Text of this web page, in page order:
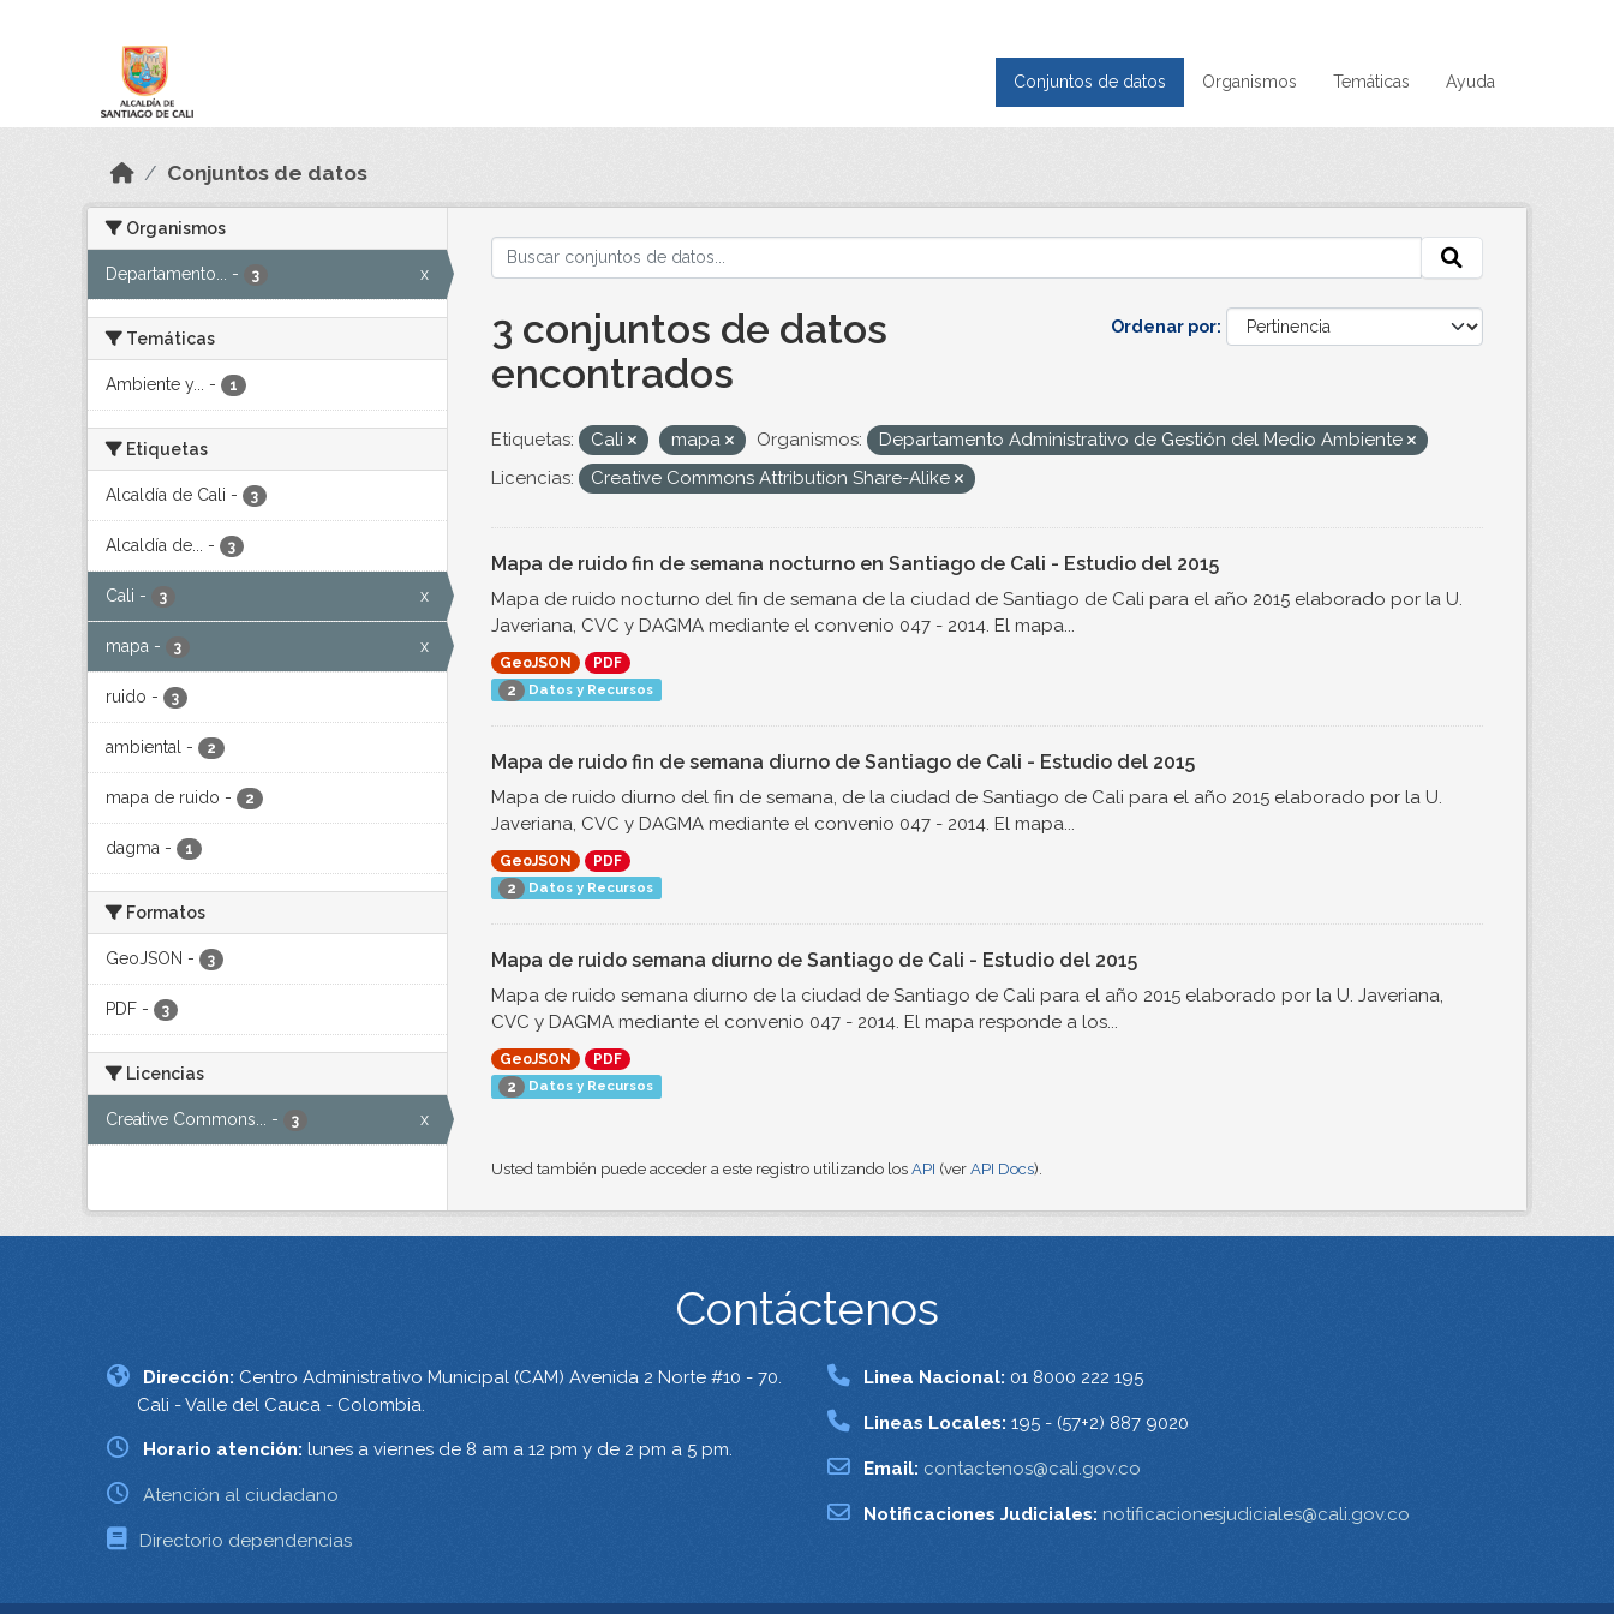
Conjuntos de datos Organismos Temáticas Ayuda
Conjuntos de datos
Organismos
Departamento... - 3 x
Temáticas
Ambiente y... - 1
Etiquetas
Alcaldía de Cali - 3
Alcaldía de... - 3
Cali - 3 x
mapa - 3 x
ruido - 3
ambiental - 2
mapa de ruido - 2
dagma - 1
Formatos
GeoJSON - 3
PDF - 3
Licencias
Creative Commons... - 3 x
Ordenar por
3 conjuntos de datos
encontrados
Etiquetas: Cali mapa Organismos:
Departamento Administrativo de Gestión del Medio Ambiente
Licencias:
Creative Commons Attribution Share-Alike
Mapa de ruido fin de semana nocturno en Santiago de Cali - Estudio del 2015
Mapa de ruido nocturno del fin de semana de la ciudad de Santiago de Cali para el año 2015 elaborado por la U.
Javeriana, CVC y DAGMA mediante el convenio 047 - 2014. El mapa...
GeoJSON
PDF
2
Datos y Recursos
Mapa de ruido fin de semana diurno de Santiago de Cali - Estudio del 2015
Mapa de ruido diurno del fin de semana, de la ciudad de Santiago de Cali para el año 2015 elaborado por la U.
Javeriana, CVC y DAGMA mediante el convenio 047 - 2014. El mapa...
GeoJSON
PDF
2
Datos y Recursos
Mapa de ruido semana diurno de Santiago de Cali - Estudio del 2015
Mapa de ruido semana diurno de la ciudad de Santiago de Cali para el año 2015 elaborado por la U. Javeriana,
CVC y DAGMA mediante el convenio 047 - 2014. El mapa responde a los...
GeoJSON
PDF
2
Datos y Recursos
Usted también puede acceder a este registro utilizando los API (ver API Docs).
Contáctenos
Dirección: Centro Administrativo Municipal (CAM) Avenida 2 Norte #10 - 70.
Cali - Valle del Cauca - Colombia.
Horario atención: lunes a viernes de 8 am a 12 pm y de 2 pm a 5 pm.
Atención al ciudadano
Directorio dependencias
Linea Nacional: 01 8000 222 195
Lineas Locales: 195 - (57+2) 887 9020
Email: contactenos@cali.gov.co
Notificaciones Judiciales: notificacionesjudiciales@cali.gov.co